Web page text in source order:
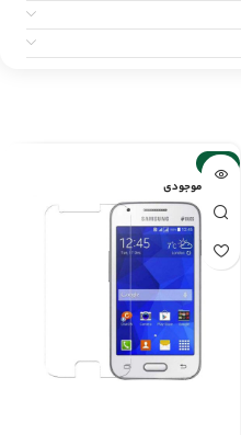
-2%
اتمام موجودی